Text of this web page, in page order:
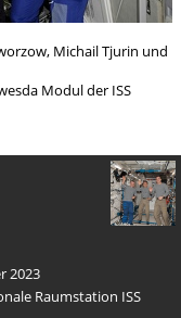
Michail Tjurin und
Modul der ISS
2023
Raumstation ISS